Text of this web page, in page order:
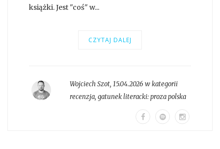
książki. Jest "coś" w...
CZYTAJ DALEJ
Wojciech Szot, 15.04.2026 w kategorii
recenzja, gatunek literacki:proza polska